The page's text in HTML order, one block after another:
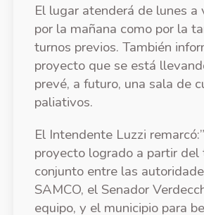
El lugar atenderá de lunes a
por la mañana como por la
turnos previos. También
proyecto que se está
prevé, a futuro, una sala de
paliativos.
El Intendente Luzzi
proyecto logrado a partir del
conjunto entre las
SAMCO, el Senador
equipo, y el municipio para